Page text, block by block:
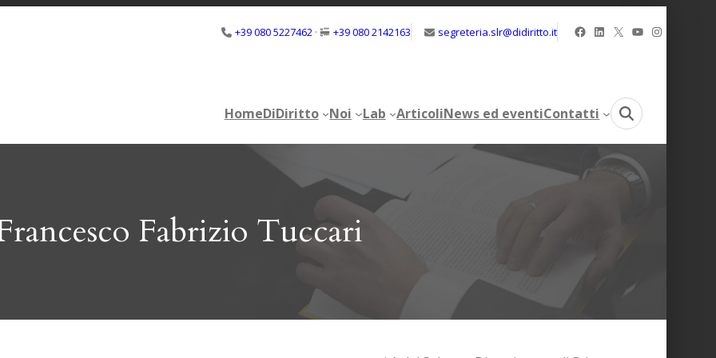
+39 080 5227462 · +39 080 2142163 segreteria.slr@didiritto.it Facebook
LinkedIn
X YouTube
Instagram
HomeDiDiritto Noi Lab ArticoliNews ed eventiContatti
Fabrizio Tuccari